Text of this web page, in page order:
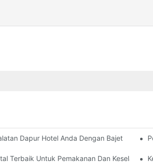
Dapur Hotel Anda Dengan Bajet
Terbaik Untuk Pemakanan Dan